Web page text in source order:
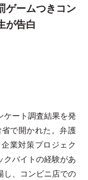
ゲームつきコン
が告白
ケート調査結果を発
で開かれた。弁護
業対策プロジェク
クバイトの経験があ
し、コンビニ店での